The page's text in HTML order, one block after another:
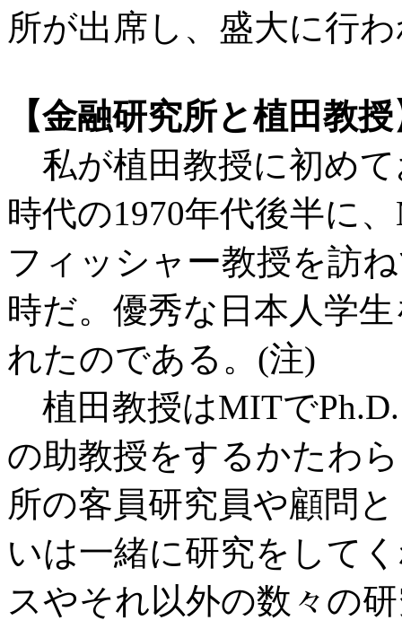
所が出席し、盛大に行
【金融研究所と植田教
私が植田教授に初め
時代の1970年代後半に
フィッシャー教授を訪
時だ。優秀な日本人学
れたのである。(注)
植田教授はMITで
の助教授をするかたわ
所の客員研究員や顧問
いは一緒に研究をして
スやそれ以外の数々の